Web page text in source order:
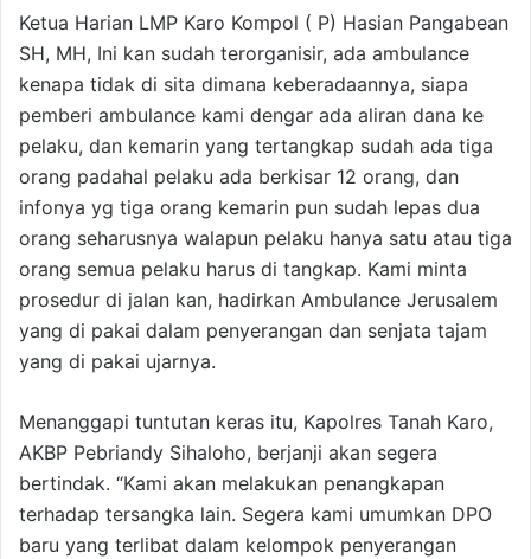
Ketua Harian LMP Karo Kompol ( P) Hasian Pangabean
SH, MH, Ini kan sudah terorganisir, ada ambulance
kenapa tidak di sita dimana keberadaannya, siapa
pemberi ambulance kami dengar ada aliran dana ke
pelaku, dan kemarin yang tertangkap sudah ada tiga
orang padahal pelaku ada berkisar 12 orang, dan
infonya yg tiga orang kemarin pun sudah lepas dua
orang seharusnya walapun pelaku hanya satu atau tiga
orang semua pelaku harus di tangkap. Kami minta
prosedur di jalan kan, hadirkan Ambulance Jerusalem
yang di pakai dalam penyerangan dan senjata tajam
yang di pakai ujarnya.
Menanggapi tuntutan keras itu, Kapolres Tanah Karo,
AKBP Pebriandy Sihaloho, berjanji akan segera
bertindak. “Kami akan melakukan penangkapan
terhadap tersangka lain. Segera kami umumkan DPO
baru yang terlibat dalam kelompok penyerangan